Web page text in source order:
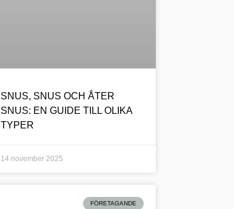
SNUS, SNUS OCH ÅTER
SNUS: EN GUIDE TILL OLIKA
TYPER
14 november 2025
FÖRETAGANDE